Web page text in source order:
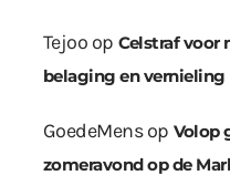
Tejoo op Celstraf voor
belaging en vernieling
GoedeMensop Volop
zomeravond op de